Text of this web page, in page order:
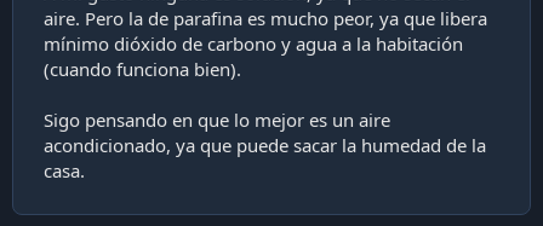
aire. Pero la de parafina es mucho peor, ya que libera
mínimo dióxido de carbono y agua a la habitación
(cuando funciona bien).
Sigo pensando en que lo mejor es un aire
acondicionado, ya que puede sacar la humedad de la
casa.